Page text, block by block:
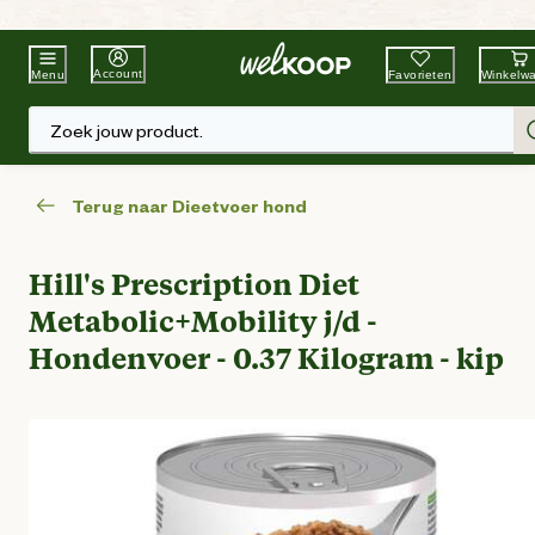
Beste WinkelketenTuin & Dier
Menu Account Favorieten
Zoek jouw product.
Terug naar Dieetvoer hond
Hill's Prescription Diet
Metabolic+Mobility j/d -
Hondenvoer - 0.37 Kilogram - kip